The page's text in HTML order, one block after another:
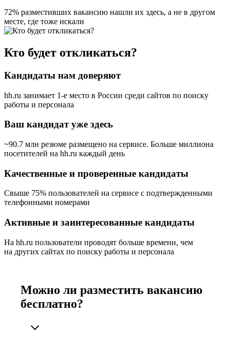
72% разместивших вакансию нашли их здесь, а не в другом
месте, где тоже искали
Кто будет откликаться?
Кандидаты нам доверяют
hh.ru занимает 1-е место в России среди сайтов по поиску
работы и персонала
Ваш кандидат уже здесь
~90.7 млн резюме размещено на сервисе. Больше миллиона
посетителей на hh.ru каждый день
Качественные и проверенные кандидаты
Свыше 75% пользователей на сервисе с подтвержденными
телефонными номерами
Активные и заинтересованные кандидаты
На hh.ru пользователи проводят больше времени, чем
на других сайтах по поиску работы и персонала
Можно ли разместить вакансию
бесплатно?